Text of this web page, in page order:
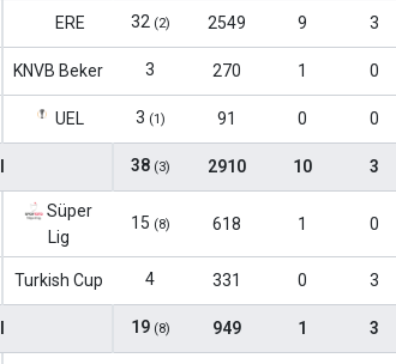
ERE 32 (2) 2549 9 3
KNVB Beker 3 270 1 0
UEL 3 (1) 91 0 0
38 (3) 2910 10 3
Süper
Lig
15 (8) 618 1 0
Turkish Cup 4 331 0 3
19 (8) 949 1 3